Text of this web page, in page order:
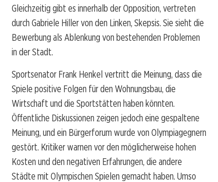
Gleichzeitig gibt es innerhalb der Opposition, vertreten
durch Gabriele Hiller von den Linken, Skepsis. Sie sieht die
Bewerbung als Ablenkung von bestehenden Problemen
in der Stadt.
Sportsenator Frank Henkel vertritt die Meinung, dass die
Spiele positive Folgen für den Wohnungsbau, die
Wirtschaft und die Sportstätten haben könnten.
Öffentliche Diskussionen zeigen jedoch eine gespaltene
Meinung, und ein Bürgerforum wurde von Olympiagegnern
gestört. Kritiker warnen vor den möglicherweise hohen
Kosten und den negativen Erfahrungen, die andere
Städte mit Olympischen Spielen gemacht haben. Umso